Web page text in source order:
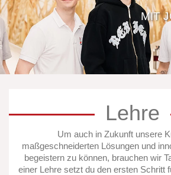
MIT
Lehre
Um auch in Zukunft unsere
maßgeschneiderten Lösungen und
begeistern zu können, brauchen wir
einer Lehre setzt du den ersten Schritt